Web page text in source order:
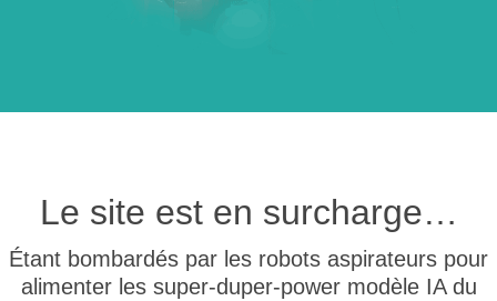
Le site est en surcharge…
Étant bombardés par les robots aspirateurs pour
alimenter les super-duper-power modèle IA du